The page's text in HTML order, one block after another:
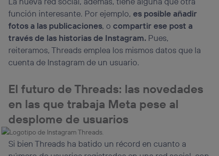
función interesante. Por ejemplo,es posible añadir
fotos a las publicaciones, ocompartir ese post a
través de las historias de Instagram. Pues,
reiteramos, Threads emplea los mismos datos que la
cuenta de Instagram de un usuario.
El futuro de Threads: las novedades
en las que trabaja Meta pese al
desplome de usuarios
Si bien Threads ha batido un récord en cuanto a